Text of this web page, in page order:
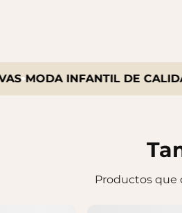
MODA INFANTIL DE CALIDAD
Productos que